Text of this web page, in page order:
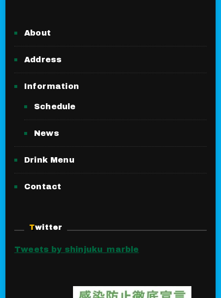
About
Address
Information
Schedule
News
Drink Menu
Contact
Twitter
Tweets by shinjuku_marble